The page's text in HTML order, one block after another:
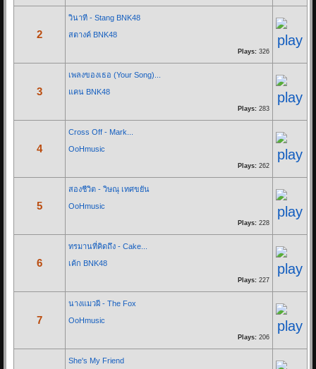
By: OoHmusic
* ก็ไม่ได้โทษเธอเลยในวันนั้น
จะไม่อยู่ข้างเคียงกันในวันที่ฝนตก...
Re: Let you go - BNK48
16/03/19 22:46:24
Let you go เพลงนี้ร้องโดยมิวสิค และ เจนนิษฐ์ เพลงนี้จะเป็นเพลงประกอบ
ทั้ง 2 คนเป็นสมาชิกในยูนิตร้อง...
01/03/19 18:58:10
2
วินาที - Stang BNK48
สตางค์ BNK48
Plays: 326
3
เพลงของเธอ (Your Song)...
แคน BNK48
Plays: 283
4
Cross Off - Mark...
OoHmusic
Plays: 262
5
สองชีวิต - วิษณุ เทศขยัน
OoHmusic
Plays: 228
6
ทรมานที่คิดถึง - Cake...
เค้ก BNK48
Plays: 227
7
นางแมวผี - The Fox
OoHmusic
Plays: 206
She's My Friend